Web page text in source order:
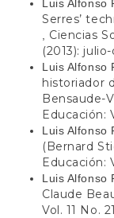
Luis Alfonso
Serres’
Ciencias
(2013):
Luis Alfonso
historiador
Bensaude-
Educación:
Luis Alfonso
(Bernard
Educación:
Luis Alfonso
Claude
Vol. 11 No.